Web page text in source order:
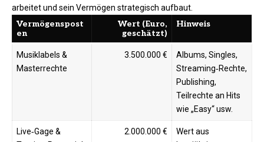
arbeitet und sein Vermögen strategisch aufbaut.
Vermögenspost
en
Wert (Euro,
geschätzt)
Hinweis
Musiklabels &
Masterrechte
3.500.000 €
Albums, Singles,
Streaming‑Rechte,
Publishing,
Teilrechte an Hits
wie „Easy“ usw.
Live‑Gage &
2.000.000 €
Wert aus